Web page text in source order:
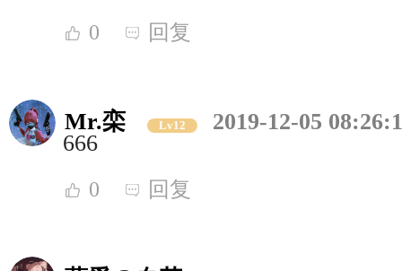
0 回复
Mr.栾 Lv12
2019-12-05
666
0 回复